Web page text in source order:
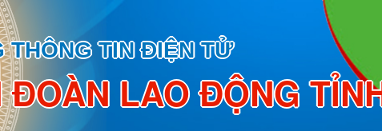
THÔNG TIN ĐIỆN TỬ
ĐOÀN LAO ĐỘNG